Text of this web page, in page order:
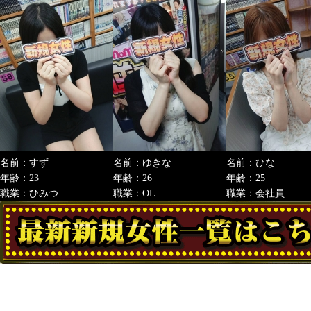
名前：すず
年齢：23
職業：ひみつ
名前：ゆきな
年齢：26
職業：OL
名前：ひな
年齢：25
職業：会社員